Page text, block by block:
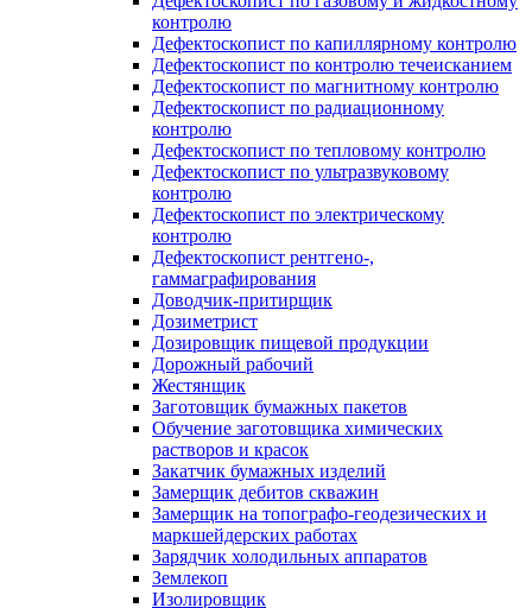
контролю
Дефектоскопист по капиллярному контролю
Дефектоскопист по контролю течеисканием
Дефектоскопист по магнитному контролю
Дефектоскопист по радиационному
контролю
Дефектоскопист по тепловому контролю
Дефектоскопист по ультразвуковому
контролю
Дефектоскопист по электрическому
контролю
Дефектоскопист рентгено-,
гаммаграфирования
Доводчик-притирщик
Дозиметрист
Дозировщик пищевой продукции
Дорожный рабочий
Жестянщик
Заготовщик бумажных пакетов
Обучение заготовщика химических
растворов и красок
Закатчик бумажных изделий
Замерщик дебитов скважин
Замерщик на топографо-геодезических и
маркшейдерских работах
Зарядчик холодильных аппаратов
Землекоп
Изолировщик